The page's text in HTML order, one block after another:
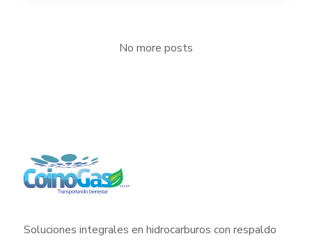
No more posts
Soluciones integrales en hidrocarburos con respaldo